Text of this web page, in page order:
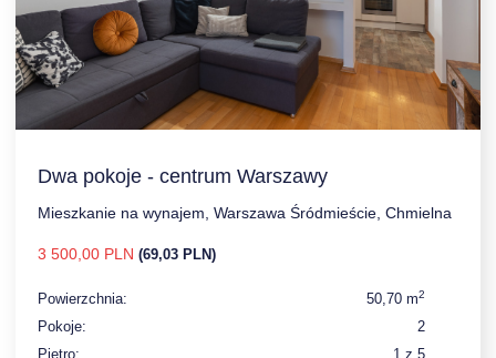
Dwa pokoje - centrum Warszawy
Mieszkanie na wynajem, Warszawa Śródmieście, Chmielna
3 500,00 PLN (69,03 PLN)
Powierzchnia: 50,70 m2
Pokoje:
2
Piętro:
1 z 5